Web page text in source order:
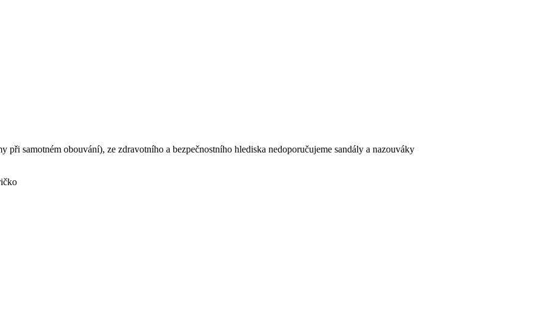
samotném obouvání), ze zdravotního a bezpečnostního hlediska nedoporučujeme sandály a nazouváky